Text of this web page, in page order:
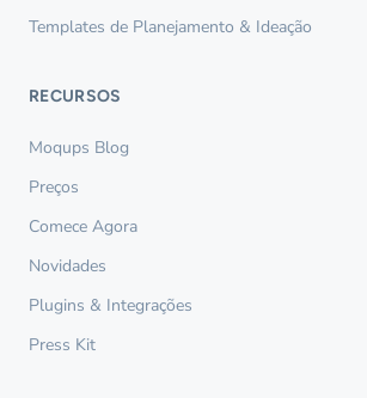
Templates de Planejamento & Ideação
RECURSOS
Moqups Blog
Preços
Comece Agora
Novidades
Plugins & Integrações
Press Kit